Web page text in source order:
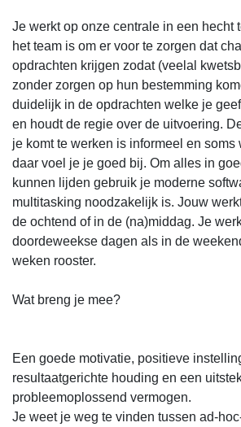
Je werkt op onze centrale in een hecht
het team is om er voor te zorgen dat
opdrachten krijgen zodat (veelal
zonder zorgen op hun bestemming
duidelijk in de opdrachten welke je
en houdt de regie over de uitvoering.
je komt te werken is informeel en soms
daar voel je je goed bij. Om alles in
kunnen lijden gebruik je moderne
multitasking noodzakelijk is. Jouw
de ochtend of in de (na)middag. Je
doordeweekse dagen als in de
weken rooster.
Wat breng je mee?
Een goede motivatie, positieve
resultaatgerichte houding en een
probleemoplossend vermogen.
Je weet je weg te vinden tussen ad-